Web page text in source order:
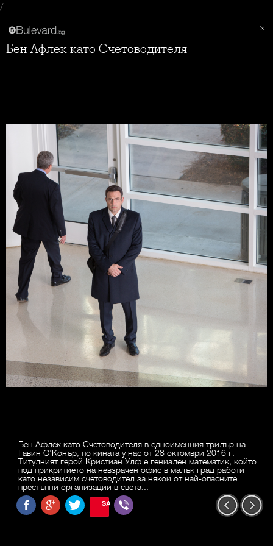
/
Бен Афлек като Счетоводителя
Бен Афлек като Счетоводителя в едноименния трилър на
Гавин О'Конър, по кината у нас от 28 октомври 2016 г.
Титулният герой Кристиан Улф е гениален математик, който
под прикритието на невзрачен офис в малък град работи
като независим счетоводител за някои от най-опасните
престъпни организации в света...
SAVE